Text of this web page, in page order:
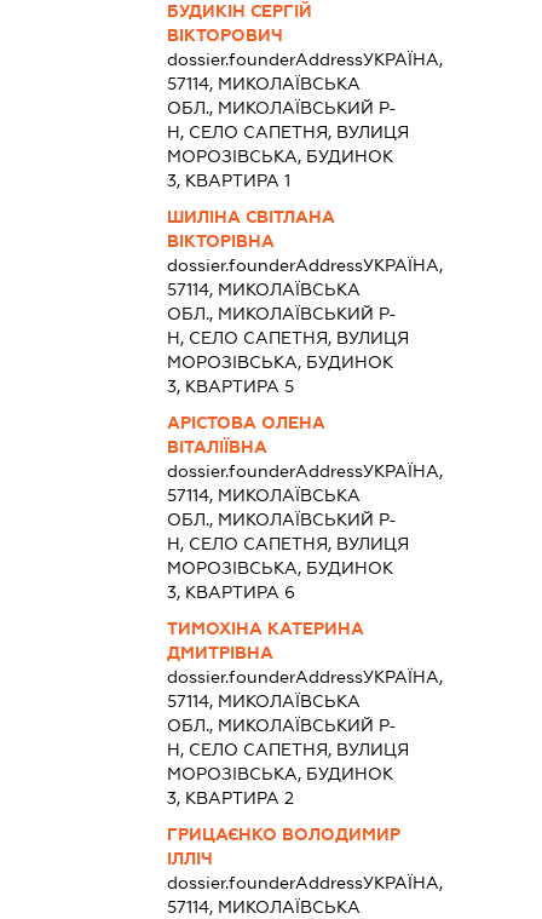
БУДИКІН СЕРГІЙ
ВІКТОРОВИЧ
dossier.founderAddressУКРАЇНА,
57114, МИКОЛАЇВСЬКА
ОБЛ., МИКОЛАЇВСЬКИЙ Р-
Н, СЕЛО САПЕТНЯ, ВУЛИЦЯ
МОРОЗІВСЬКА, БУДИНОК
3, КВАРТИРА 1
ШИЛІНА СВІТЛАНА
ВІКТОРІВНА
dossier.founderAddressУКРАЇНА,
57114, МИКОЛАЇВСЬКА
ОБЛ., МИКОЛАЇВСЬКИЙ Р-
Н, СЕЛО САПЕТНЯ, ВУЛИЦЯ
МОРОЗІВСЬКА, БУДИНОК
3, КВАРТИРА 5
АРІСТОВА ОЛЕНА
ВІТАЛІЇВНА
dossier.founderAddressУКРАЇНА,
57114, МИКОЛАЇВСЬКА
ОБЛ., МИКОЛАЇВСЬКИЙ Р-
Н, СЕЛО САПЕТНЯ, ВУЛИЦЯ
МОРОЗІВСЬКА, БУДИНОК
3, КВАРТИРА 6
ТИМОХІНА КАТЕРИНА
ДМИТРІВНА
dossier.founderAddressУКРАЇНА,
57114, МИКОЛАЇВСЬКА
ОБЛ., МИКОЛАЇВСЬКИЙ Р-
Н, СЕЛО САПЕТНЯ, ВУЛИЦЯ
МОРОЗІВСЬКА, БУДИНОК
3, КВАРТИРА 2
ГРИЦАЄНКО ВОЛОДИМИР
ІЛЛІЧ
dossier.founderAddressУКРАЇНА,
57114, МИКОЛАЇВСЬКА